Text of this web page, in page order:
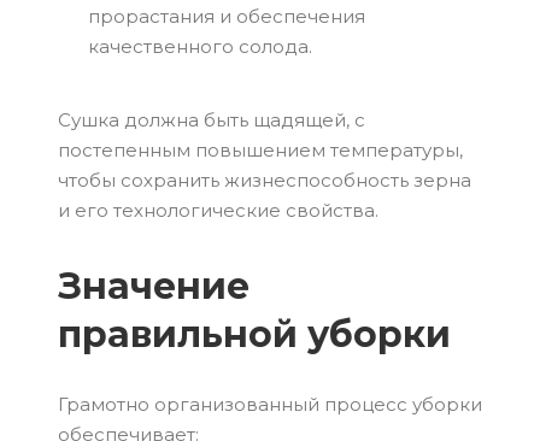
прорастания и обеспечения
качественного солода.
Сушка должна быть щадящей, с
постепенным повышением температуры,
чтобы сохранить жизнеспособность зерна
и его технологические свойства.
Значение
правильной уборки
Грамотно организованный процесс уборки
обеспечивает: